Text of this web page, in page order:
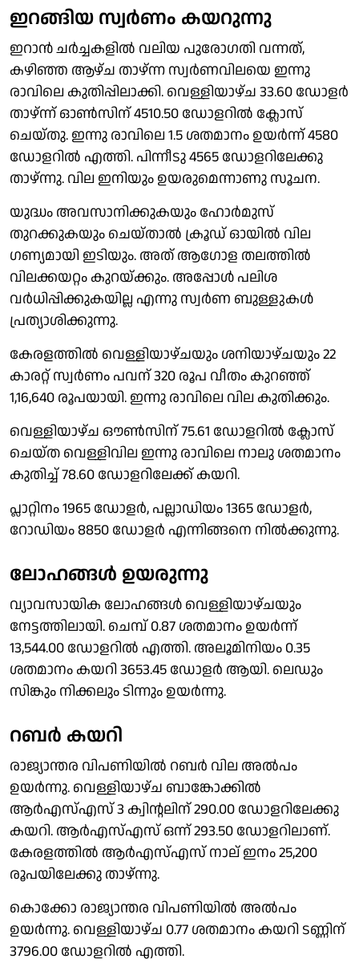
ഇറങ്ങിയ സ്വർണം കയറുന്നു
ഇറാൻ ചർച്ചകളിൽ വലിയ പുരോഗതി വന്നത്,
കഴിഞ്ഞ ആഴ്ച താഴ്ന്ന സ്വർണവിലയെ ഇന്നു
രാവിലെ കുതിപ്പിലാക്കി. വെള്ളിയാഴ്ച 33.60 ഡോളർ
താഴ്ന്ന് ഓൺസിന് 4510.50 ഡോളറിൽ ക്ലോസ്
ചെയ്തു. ഇന്നു രാവിലെ 1.5 ശതമാനം ഉയർന്ന് 4580
ഡോളറിൽ എത്തി. പിന്നീടു 4565 ഡോളറിലേക്കു
താഴ്ന്നു. വില ഇനിയും ഉയരുമെന്നാണു സൂചന.
യുദ്ധം അവസാനിക്കുകയും ഹോർമുസ്
തുറക്കുകയും ചെയ്താൽ ക്രൂഡ് ഓയിൽ വില
ഗണ്യമായി ഇടിയും. അത് ആഗോള തലത്തിൽ
വിലക്കയറ്റം കുറയ്ക്കും. അപ്പോൾ പലിശ
വർധിപ്പിക്കുകയില്ല എന്നു സ്വർണ ബുള്ളുകൾ
പ്രത്യാശിക്കുന്നു.
കേരളത്തിൽ വെള്ളിയാഴ്ചയും ശനിയാഴ്ചയും 22
കാരറ്റ് സ്വർണം പവന് 320 രൂപ വീതം കുറഞ്ഞ്
1,16,640 രൂപയായി. ഇന്നു രാവിലെ വില കുതിക്കും.
വെള്ളിയാഴ്ച ഔൺസിന് 75.61 ഡോളറിൽ ക്ലോസ്
ചെയ്ത വെള്ളിവില ഇന്നു രാവിലെ നാലു ശതമാനം
കുതിച്ച് 78.60 ഡോളറിലേക്ക് കയറി.
പ്ലാറ്റിനം 1965 ഡോളർ, പല്ലാഡിയം 1365 ഡോളർ,
റോഡിയം 8850 ഡോളർ എന്നിങ്ങനെ നിൽക്കുന്നു.
ലോഹങ്ങൾ ഉയരുന്നു
വ്യാവസായിക ലോഹങ്ങൾ വെള്ളിയാഴ്ചയും
നേട്ടത്തിലായി. ചെമ്പ് 0.87 ശതമാനം ഉയർന്ന്
13,544.00 ഡോളറിൽ എത്തി. അലൂമിനിയം 0.35
ശതമാനം കയറി 3653.45 ഡോളർ ആയി. ലെഡും
സിങ്കും നിക്കലും ടിന്നും ഉയർന്നു.
റബർ കയറി
രാജ്യാന്തര വിപണിയിൽ റബർ വില അൽപം
ഉയർന്നു. വെള്ളിയാഴ്ച ബാങ്കോക്കിൽ
ആർഎസ്എസ് 3 ക്വിൻ്റലിന് 290.00 ഡോളറിലേക്കു
കയറി. ആർഎസ്എസ് ഒന്ന് 293.50 ഡോളറിലാണ്.
കേരളത്തിൽ ആർഎസ്എസ് നാല് ഇനം 25,200
രൂപയിലേക്കു താഴ്ന്നു.
കൊക്കോ രാജ്യാന്തര വിപണിയിൽ അൽപം
ഉയർന്നു. വെള്ളിയാഴ്ച 0.77 ശതമാനം കയറി ടണ്ണിന്
3796.00 ഡോളറിൽ എത്തി.